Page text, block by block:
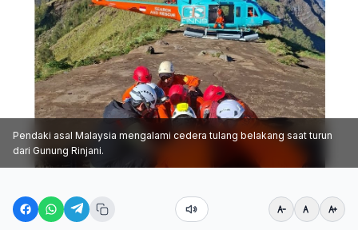
Pendaki asal Malaysia mengalami cedera tulang belakang saat turun
dari Gunung Rinjani.